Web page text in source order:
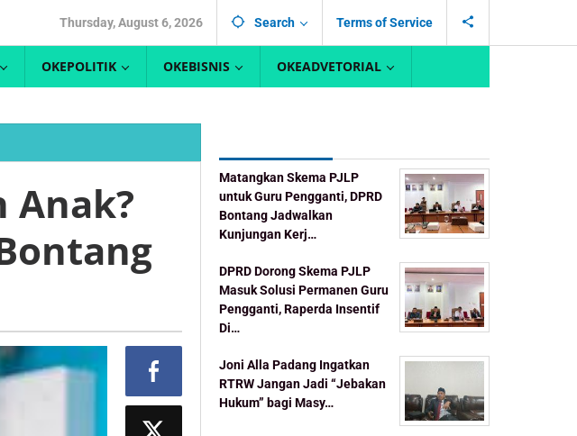
Thursday, August 6, 2026 Search Terms of Service
OKEPOLITIK OKEBISNIS OKEADVETORIAL
Anak?
Matangkan Skema PJLP
untuk Guru Pengganti, DPRD
Bontang Jadwalkan
Kunjungan Kerj…
DPRD Dorong Skema PJLP
Masuk Solusi Permanen Guru
Pengganti, Raperda Insentif
Di…
Joni Alla Padang Ingatkan
RTRW Jangan Jadi “Jebakan
Hukum” bagi Masy…